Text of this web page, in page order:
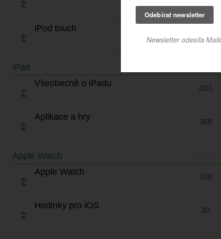
iPod touch
iPad
Všeobecně o iPadu
433
Aplikace a hry
368
Apple Watch
Apple Watch
108
Hodinky pro iOS
30